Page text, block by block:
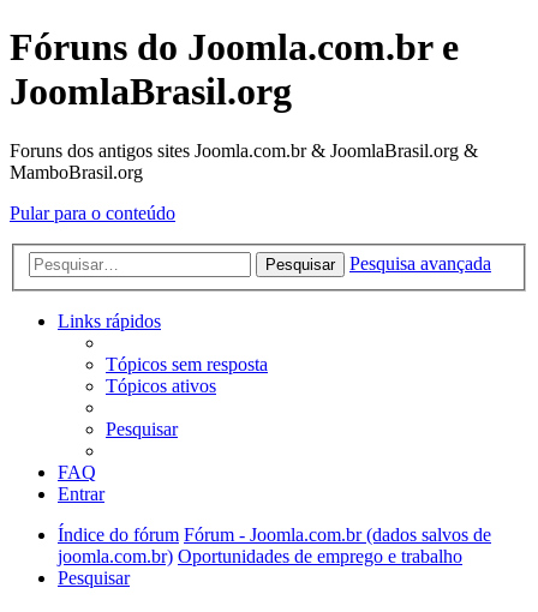
Fóruns do Joomla.com.br e
JoomlaBrasil.org
Foruns dos antigos sites Joomla.com.br & JoomlaBrasil.org &
MamboBrasil.org
Pular para o conteúdo
Pesquisar Pesquisa avançada
Links rápidos
Tópicos sem resposta
Tópicos ativos
Pesquisar
FAQ
Entrar
Índice do fórum Fórum - Joomla.com.br (dados salvos de
joomla.com.br) Oportunidades de emprego e trabalho
Pesquisar